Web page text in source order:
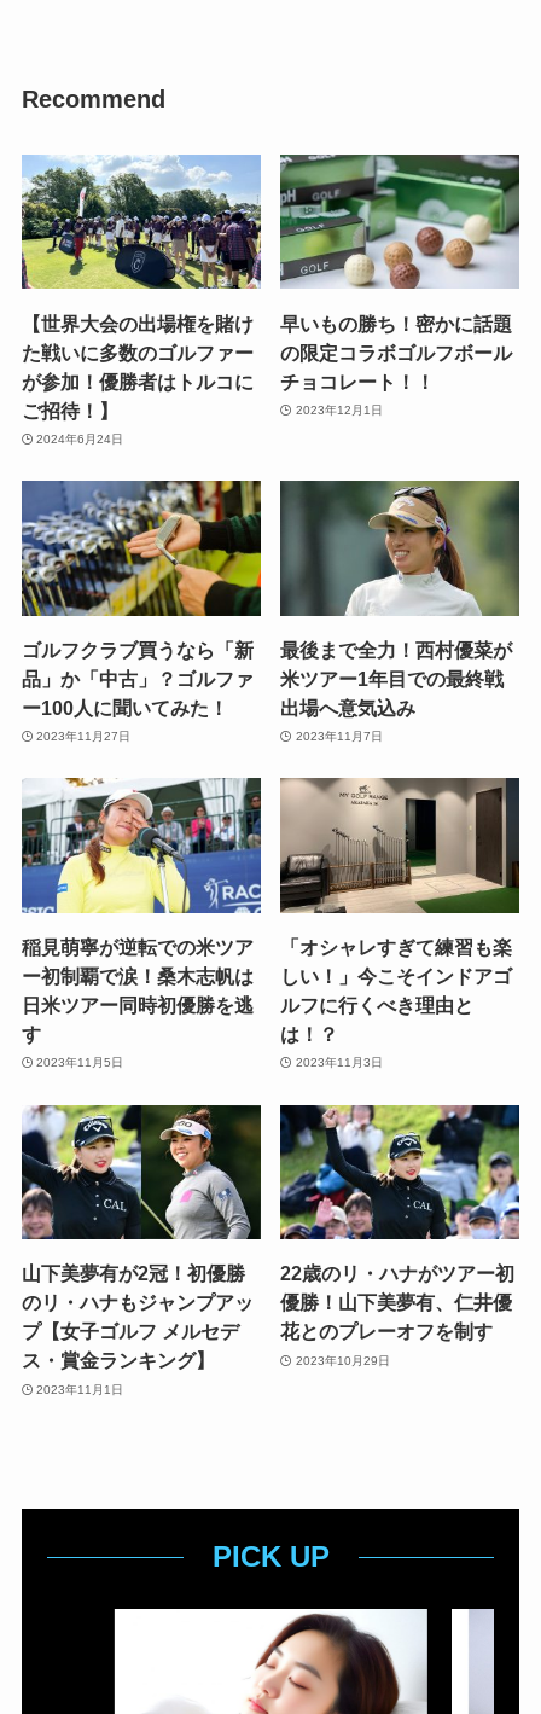
Recommend
【世界大会の出場権を賭け
た戦いに多数のゴルファー
が参加！優勝者はトルコに
ご招待！】
2024年6月24日
早いもの勝ち！密かに話題
の限定コラボゴルフボール
チョコレート！！
2023年12月1日
ゴルフクラブ買うなら「新
品」か「中古」？ゴルファ
ー100人に聞いてみた！
2023年11月27日
最後まで全力！西村優菜が
米ツアー1年目での最終戦
出場へ意気込み
2023年11月7日
稲見萌寧が逆転での米ツア
ー初制覇で涙！桑木志帆は
日米ツアー同時初優勝を逃
す
2023年11月5日
「オシャレすぎて練習も楽
しい！」今こそインドアゴ
ルフに行くべき理由と
は！？
2023年11月3日
山下美夢有が2冠！初優勝
のリ・ハナもジャンプアッ
プ【女子ゴルフ メルセデ
ス・賞金ランキング】
2023年11月1日
22歳のリ・ハナがツアー初
優勝！山下美夢有、仁井優
花とのプレーオフを制す
2023年10月29日
PICK UP